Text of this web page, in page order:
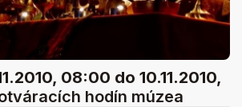
08:00 do 10.11.2010,
hodín múzea